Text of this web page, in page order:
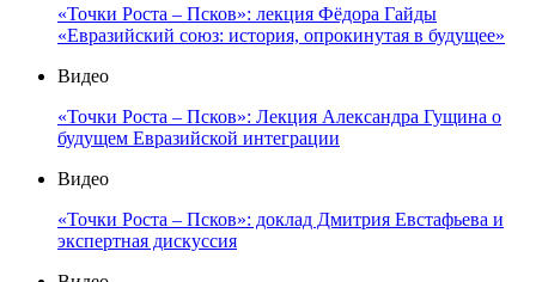
«Точки Роста – Псков»: лекция Фёдора Гайды
«Евразийский союз: история, опрокинутая в будущее»
Видео
«Точки Роста – Псков»: Лекция Александра Гущина о
будущем Евразийской интеграции
Видео
«Точки Роста – Псков»: доклад Дмитрия Евстафьева и
экспертная дискуссия